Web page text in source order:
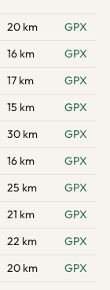
20 km
GPX
16 km
GPX
17 km
GPX
15 km
GPX
30 km
GPX
16 km
GPX
25 km
GPX
21 km
GPX
22 km
GPX
20 km
GPX